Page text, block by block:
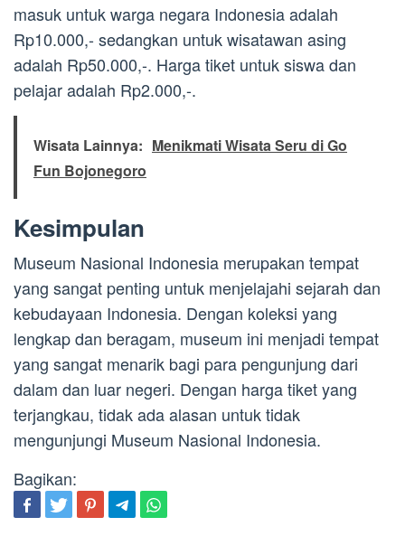
masuk untuk warga negara Indonesia adalah
Rp10.000,- sedangkan untuk wisatawan asing
adalah Rp50.000,-. Harga tiket untuk siswa dan
pelajar adalah Rp2.000,-.
Wisata Lainnya: Menikmati Wisata Seru di Go
Fun Bojonegoro
Kesimpulan
Museum Nasional Indonesia merupakan tempat
yang sangat penting untuk menjelajahi sejarah dan
kebudayaan Indonesia. Dengan koleksi yang
lengkap dan beragam, museum ini menjadi tempat
yang sangat menarik bagi para pengunjung dari
dalam dan luar negeri. Dengan harga tiket yang
terjangkau, tidak ada alasan untuk tidak
mengunjungi Museum Nasional Indonesia.
Bagikan: